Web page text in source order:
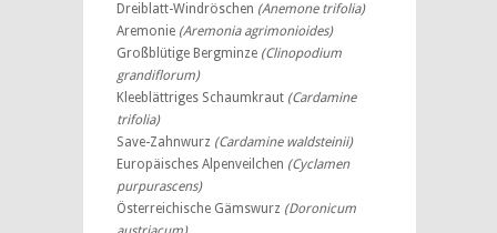
Dreiblatt-Windröschen (Anemone trifolia)
Aremonie (Aremonia agrimonioides)
Großblütige Bergminze (Clinopodium
grandiflorum)
Kleeblättriges Schaumkraut (Cardamine
trifolia)
Save-Zahnwurz (Cardamine waldsteinii)
Europäisches Alpenveilchen (Cyclamen
purpurascens)
Österreichische Gämswurz (Doronicum